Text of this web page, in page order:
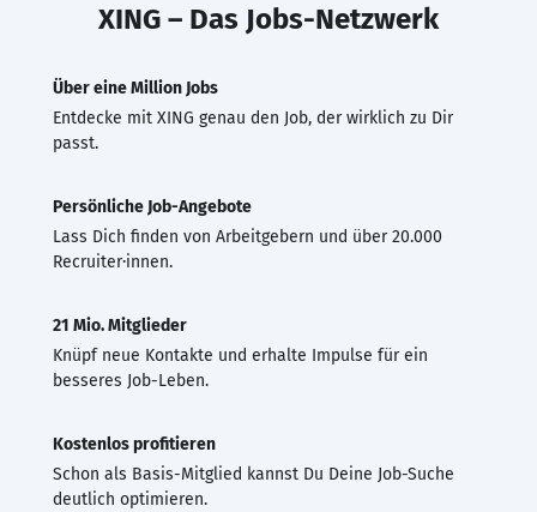
XING – Das Jobs-Netzwerk
Über eine Million Jobs
Entdecke mit XING genau den Job, der wirklich zu Dir
passt.
Persönliche Job-Angebote
Lass Dich finden von Arbeitgebern und über 20.000
Recruiter·innen.
21 Mio. Mitglieder
Knüpf neue Kontakte und erhalte Impulse für ein
besseres Job-Leben.
Kostenlos profitieren
Schon als Basis-Mitglied kannst Du Deine Job-Suche
deutlich optimieren.